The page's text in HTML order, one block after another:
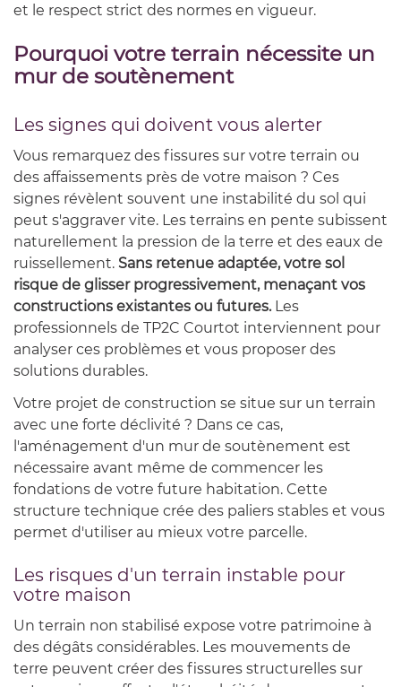
et le respect strict des normes en vigueur.
Pourquoi votre terrain nécessite un
mur de soutènement
Les signes qui doivent vous alerter
Vous remarquez des fissures sur votre terrain ou
des affaissements près de votre maison ? Ces
signes révèlent souvent une instabilité du sol qui
peut s'aggraver vite. Les terrains en pente subissent
naturellement la pression de la terre et des eaux de
ruissellement. Sans retenue adaptée, votre sol
risque de glisser progressivement, menaçant vos
constructions existantes ou futures.Les
professionnels de TP2C Courtot interviennent pour
analyser ces problèmes et vous proposer des
solutions durables.
Votre projet de construction se situe sur un terrain
avec une forte déclivité ? Dans ce cas,
l'aménagement d'un mur de soutènement est
nécessaire avant même de commencer les
fondations de votre future habitation. Cette
structure technique crée des paliers stables et vous
permet d'utiliser au mieux votre parcelle.
Les risques d'un terrain instable pour
votre maison
Un terrain non stabilisé expose votre patrimoine à
des dégâts considérables. Les mouvements de
terre peuvent créer des fissures structurelles sur